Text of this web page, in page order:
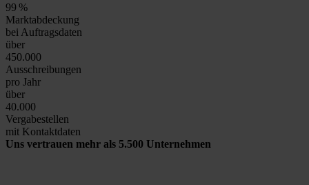
99 %
Marktabdeckung
bei Auftragsdaten
über
450.000
Ausschreibungen
pro Jahr
über
40.000
Vergabestellen
mit Kontaktdaten
Uns vertrauen mehr als 5.500 Unternehmen